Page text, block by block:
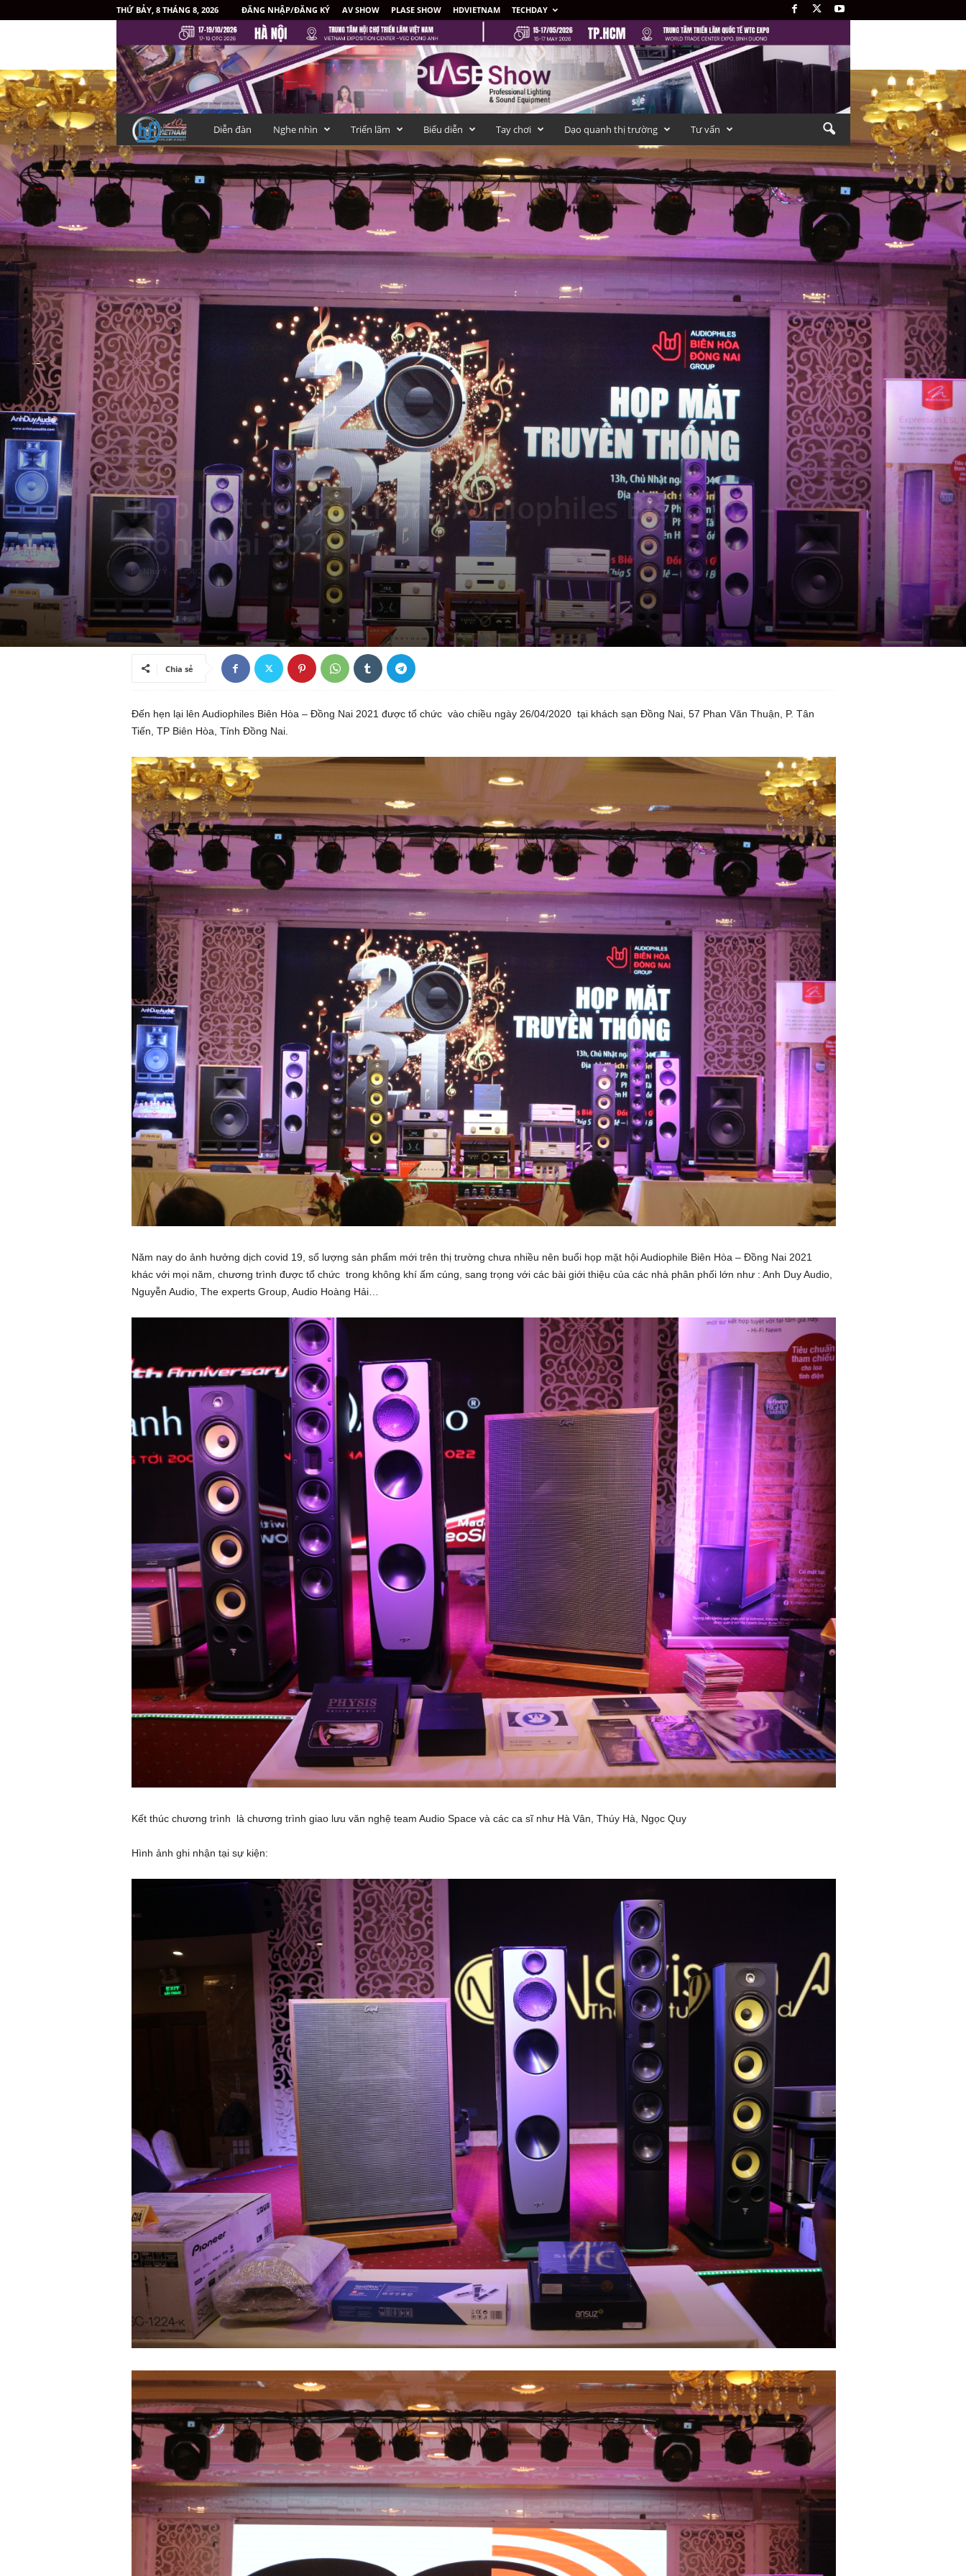
THỨ BẢY, 8 THÁNG 8, 2026 ĐĂNG NHẬP/ĐĂNG KÝ AV SHOW PLASE SHOW HDVIETNAM TECHDAY
i
V
i
–
M
ạ
n
g
ộ
i
k
i
ế
n
t
h
ứ
c
n
e
n
Diễn đàn Nghe nhìn Triển lãm Biểu diễn Tay chơi Dạo quanh thị trường Tư vấn
TAY CHƠI TAY CHƠI VIỆT NAM
Họp mặt truyền thống Audiophiles Biên Hòa –
Đồng Nai 2021
BởiNhư Ý 26/04/2021
Chia sẻ
Đến hẹn lại lên Audiophiles Biên Hòa – Đồng Nai 2021 được tổ chức vào chiều ngày 26/04/2020 tại khách sạn Đồng Nai, 57 Phan Văn Thuận, P. Tân
Tiến, TP Biên Hòa, Tỉnh Đồng Nai.
Năm nay do ảnh hưởng dịch covid 19, số lượng sản phẩm mới trên thị trường chưa nhiều nên buổi họp mặt hội Audiophile Biên Hòa – Đồng Nai 2021
khác với mọi năm, chương trình được tổ chức trong không khí ấm cúng, sang trọng với các bài giới thiệu của các nhà phân phối lớn như : Anh Duy Audio,
Nguyễn Audio, The experts Group, Audio Hoàng Hải…
Kết thúc chương trình là chương trình giao lưu văn nghệ team Audio Space và các ca sĩ như Hà Vân, Thúy Hà, Ngọc Quy
Hình ảnh ghi nhận tại sự kiện: